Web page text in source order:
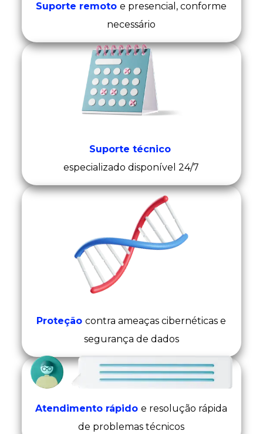
Suporte remotoe presencial, conforme
necessário
Proteçãocontra ameaças cibernéticas e
segurança de dados
Suporte técnico
especializado disponível 24/7
Atendimento rápido e resolução rápida
de problemas técnicos